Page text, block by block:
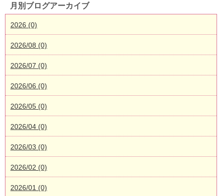
月別ブログアーカイブ
2026 (0)
2026/08 (0)
2026/07 (0)
2026/06 (0)
2026/05 (0)
2026/04 (0)
2026/03 (0)
2026/02 (0)
2026/01 (0)